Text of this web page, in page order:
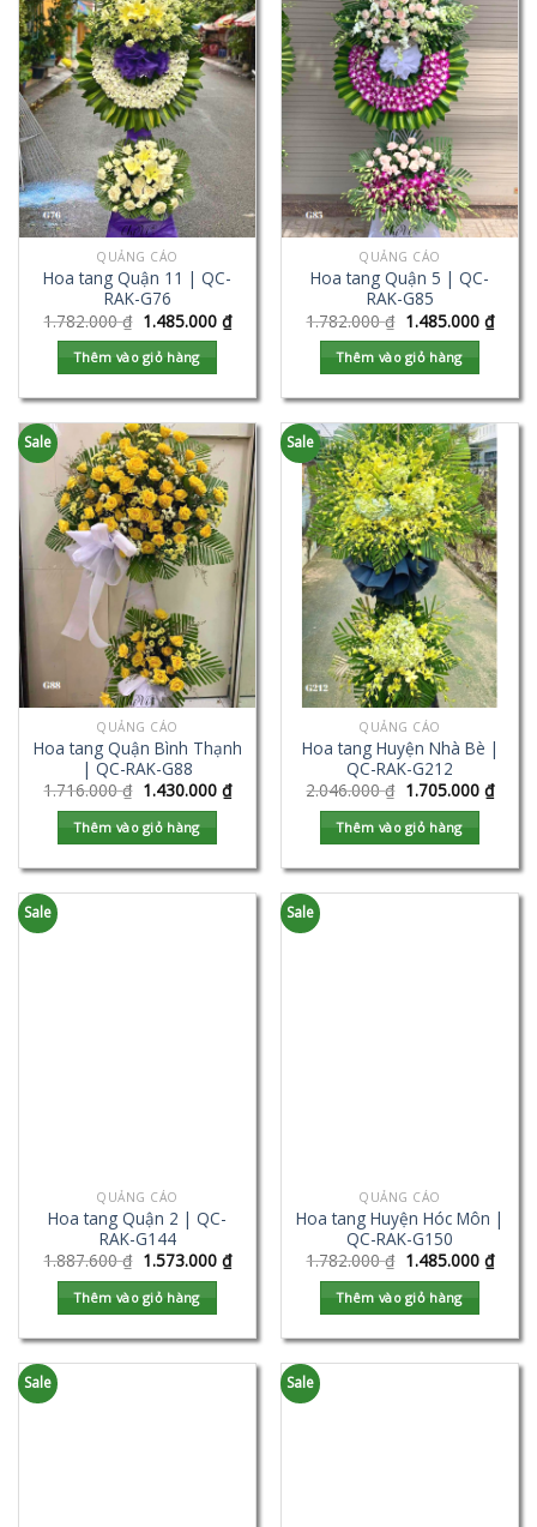
QUẢNG CÁO
Hoa tang Quận 11 | QC-
RAK-G76
1.782.000₫ 1.485.000 ₫
Thêm vào giỏ hàng
QUẢNG CÁO
Hoa tang Quận 5 | QC-
RAK-G85
1.782.000₫ 1.485.000 ₫
Thêm vào giỏ hàng
Sale
QUẢNG CÁO
Hoa tang Quận Bình Thạnh
| QC-RAK-G88
1.716.000₫ 1.430.000 ₫
Thêm vào giỏ hàng
Sale
QUẢNG CÁO
Hoa tang Huyện Nhà Bè |
QC-RAK-G212
2.046.000₫ 1.705.000 ₫
Thêm vào giỏ hàng
Sale
QUẢNG CÁO
Hoa tang Quận 2 | QC-
RAK-G144
1.887.600₫ 1.573.000 ₫
Thêm vào giỏ hàng
Sale
QUẢNG CÁO
Hoa tang Huyện Hóc Môn |
QC-RAK-G150
1.782.000₫ 1.485.000 ₫
Thêm vào giỏ hàng
Sale Sale